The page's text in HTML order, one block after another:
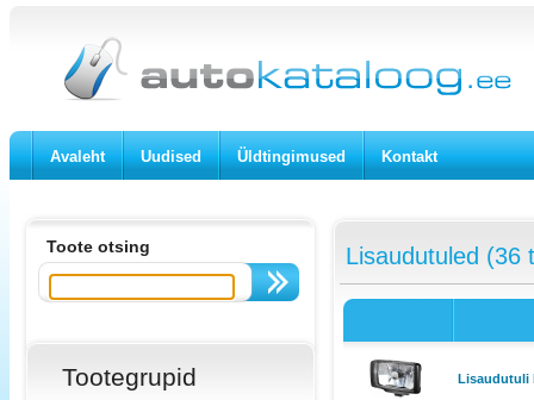
Avaleht Uudised Üldtingimused Kontakt
Toote otsing
Tootegrupid
Lisaudutuled (36
Lisaudutuli